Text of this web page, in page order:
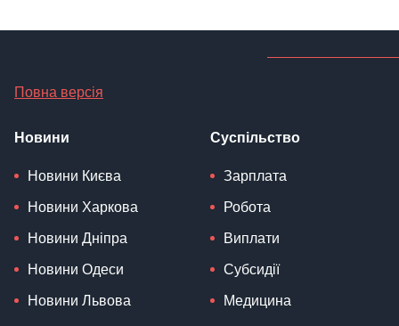
Повна версія
Новини
Новини Києва
Новини Харкова
Новини Дніпра
Новини Одеси
Новини Львова
Суспільство
Зарплата
Робота
Виплати
Субсидії
Медицина